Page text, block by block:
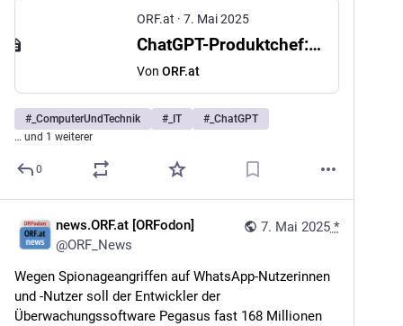
ORF.at · 7. Mai 2025
ChatGPT-Produktchef: Kinder sollten weiter Fremdsprachen lernen
Von ORF.at
# _ComputerUndTechnik # _IT # _ChatGPT
… und 1 weiterer
0
7. Mai 2025 *
news.ORF.at [ORFodon]
@ORF_News
Wegen Spionageangriffen auf WhatsApp-Nutzerinnen
und -Nutzer soll der Entwickler der
Überwachungssoftware Pegasus fast 168 Millionen